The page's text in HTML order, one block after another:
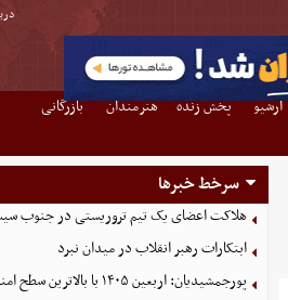
آرشیو پخش زنده هنرمندان
بازرگانی
سرخط خبرها
هلاکت اعضای یک تیم تروریستی در جنوب
ابتکارات رهبر انقلاب در میدان نبرد
پورجمشیدیان: اربعین ۱۴۰۵ با بالاترین سطح امنیت برگزار شد